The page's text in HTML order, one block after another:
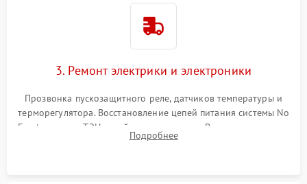
3. Ремонт электрики и электроники
Прозвонка пускозащитного реле, датчиков температуры и
терморегулятора. Восстановление цепей питания системы No
Frost, включая ТЭН оттайки и вентилятор. Ремонт или замена
платы управления при сбоях алгоритмов.
Подробнее